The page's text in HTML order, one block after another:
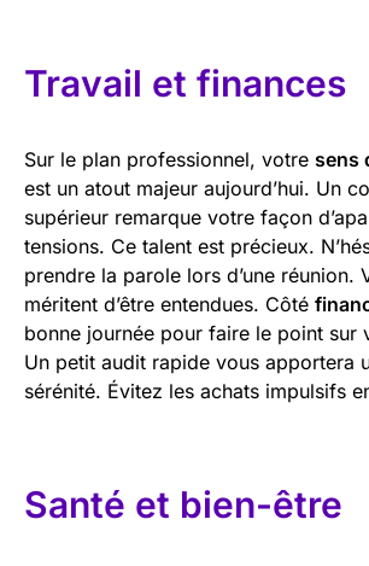
Travail et finances
Sur le plan professionnel, votre sens
est un atout majeur aujourd’hui. Un
supérieur remarque votre façon
tensions. Ce talent est précieux.
prendre la parole lors d’une réunion.
méritent d’être entendues. Côté
bonne journée pour faire le point sur
Un petit audit rapide vous apportera
sérénité. Évitez les achats impulsifs
Santé et bien-être